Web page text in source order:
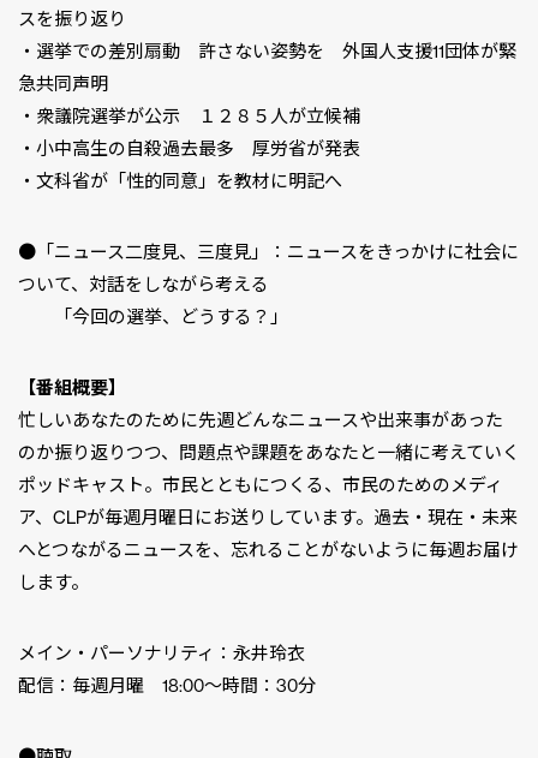
スを振り返り
・選挙での差別扇動 許さない姿勢を 外国人支援11団体が緊
急共同声明
・衆議院選挙が公示 １２８５人が立候補
・小中高生の自殺過去最多 厚労省が発表
・文科省が「性的同意」を教材に明記へ
●「ニュース二度見、三度見」：ニュースをきっかけに社会に
ついて、対話をしながら考える
「今回の選挙、どうする？」
【番組概要】
忙しいあなたのために先週どんなニュースや出来事があった
のか振り返りつつ、問題点や課題をあなたと一緒に考えていく
ポッドキャスト。市民とともにつくる、市民のためのメディ
ア、CLPが毎週月曜日にお送りしています。過去・現在・未来
へとつながるニュースを、忘れることがないように毎週お届け
します。
メイン・パーソナリティ：永井玲衣
配信：毎週月曜 18:00〜時間：30分